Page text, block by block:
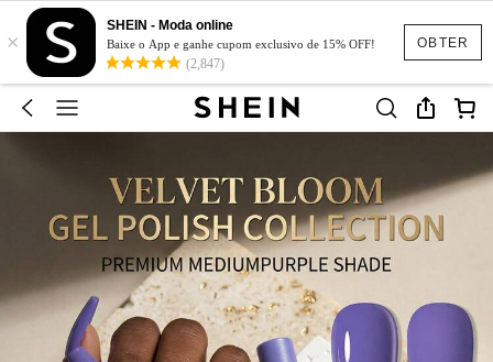
OBTER
×
SHEIN - Moda online
Baixe o App e ganhe cupom exclusivo de 15% OFF!
(2,847)